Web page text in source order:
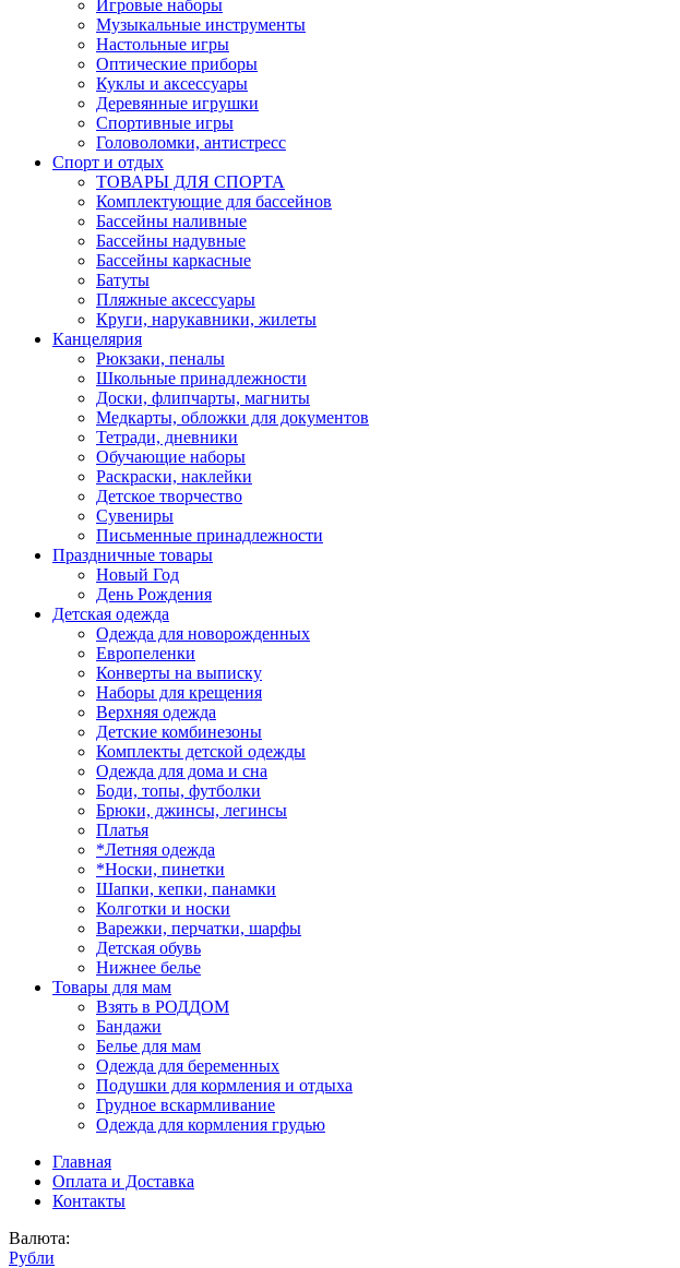
Игровые наборы
Музыкальные инструменты
Настольные игры
Оптические приборы
Куклы и аксессуары
Деревянные игрушки
Спортивные игры
Головоломки, антистресс
Спорт и отдых
ТОВАРЫ ДЛЯ СПОРТА
Комплектующие для бассейнов
Бассейны наливные
Бассейны надувные
Бассейны каркасные
Батуты
Пляжные аксессуары
Круги, нарукавники, жилеты
Канцелярия
Рюкзаки, пеналы
Школьные принадлежности
Доски, флипчарты, магниты
Медкарты, обложки для документов
Тетради, дневники
Обучающие наборы
Раскраски, наклейки
Детское творчество
Сувениры
Письменные принадлежности
Праздничные товары
Новый Год
День Рождения
Детская одежда
Одежда для новорожденных
Европеленки
Конверты на выписку
Наборы для крещения
Верхняя одежда
Детские комбинезоны
Комплекты детской одежды
Одежда для дома и сна
Боди, топы, футболки
Брюки, джинсы, легинсы
Платья
*Летняя одежда
*Носки, пинетки
Шапки, кепки, панамки
Колготки и носки
Варежки, перчатки, шарфы
Детская обувь
Нижнее белье
Товары для мам
Взять в РОДДОМ
Бандажи
Белье для мам
Одежда для беременных
Подушки для кормления и отдыха
Грудное вскармливание
Одежда для кормления грудью
Главная
Оплата и Доставка
Контакты
Валюта:
Рубли